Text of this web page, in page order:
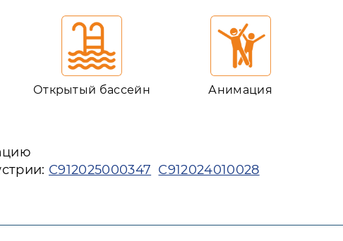
Открытый бассейн Анимация
С912025000347 С912024010028